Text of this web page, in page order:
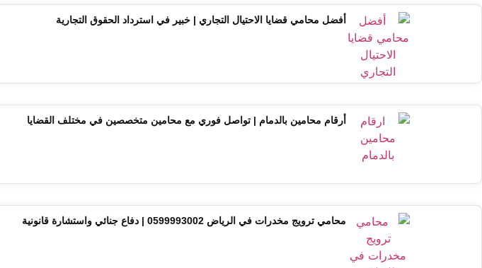
أفضل محامي قضايا الاحتيال التجاري | خبير في استرداد الحقوق التجارية
أرقام محامين بالدمام | تواصل فوري مع محامين متخصصين في مختلف القضايا
محامي ترويج مخدرات في الرياض 0599993002 | دفاع جنائي واستشارة قانونية